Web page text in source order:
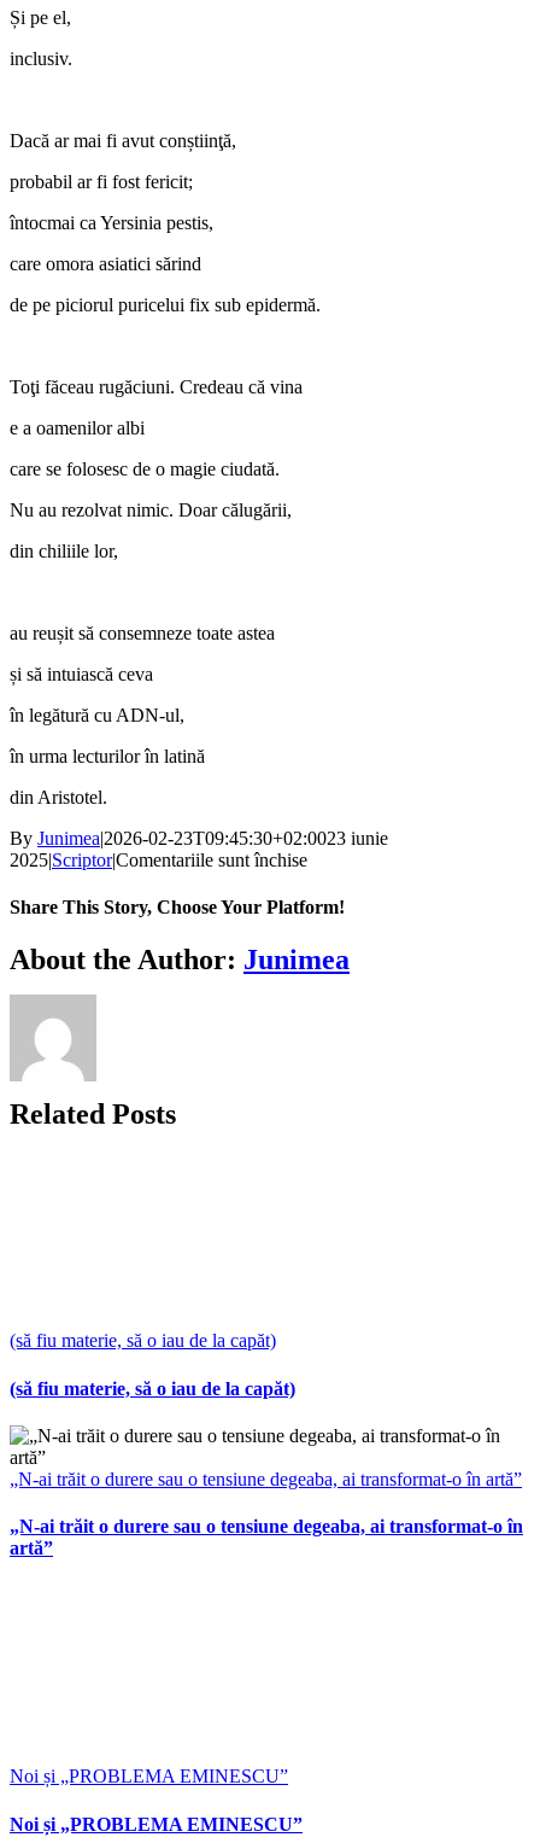
Și pe el,
inclusiv.
Dacă ar mai fi avut conștiinţă,
probabil ar fi fost fericit;
întocmai ca Yersinia pestis,
care omora asiatici sărind
de pe piciorul puricelui fix sub epidermă.
Toţi făceau rugăciuni. Credeau că vina
e a oamenilor albi
care se folosesc de o magie ciudată.
Nu au rezolvat nimic. Doar călugării,
din chiliile lor,
au reușit să consemneze toate astea
și să intuiască ceva
în legătură cu ADN‑ul,
în urma lecturilor în latină
din Aristotel.
By Junimea|2026-02-23T09:45:30+02:0023 iunie
2025|Scriptor|Comentariile sunt închisepentru
apropiate:
PETCU
Share This Story, Choose Your Platform!
Facebook
X
Bluesky
Reddit
LinkedIn
WhatsApp
Telegram
Tumblr
Xing
Email
Copy
Link
About the Author: Junimea
Related Posts
(să fiu materie, să o iau de la capăt)
(să fiu materie, să o iau de la capăt)
„N-ai trăit o durere sau o tensiune degeaba, ai transformat-o în artă”
„N-ai trăit o durere sau o tensiune degeaba, ai transformat-o în
artă”
Noi și „PROBLEMA EMINESCU”
Noi și „PROBLEMA EMINESCU”